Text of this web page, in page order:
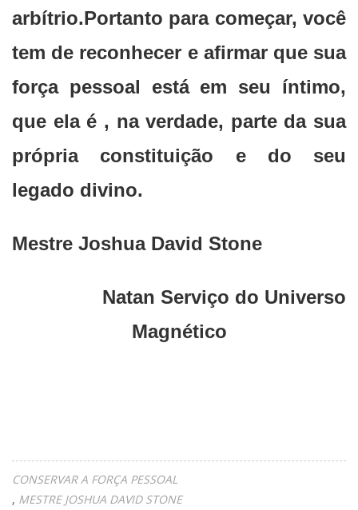
arbítrio.Portanto para começar, você
tem de reconhecer e afirmar que sua
força pessoal está em seu íntimo,
que ela é , na verdade, parte da sua
própria constituição e do seu
legado divino.
Mestre Joshua David Stone
Natan Serviço do Universo
Magnético
CONSERVAR A FORÇA PESSOAL
MESTRE JOSHUA DAVID STONE